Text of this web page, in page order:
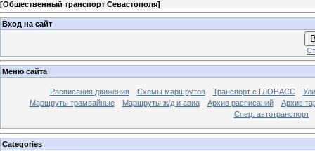
[Общественный транспорт Севастополя]
Вход на сайт
Меню сайта
Расписания движения Схемы маршрутов Транспорт с ГЛОНАСС
Маршруты трамвайные
Маршруты ж/д и авиа Архив расписаний
Архив
Спец. автотранспорт
Categories